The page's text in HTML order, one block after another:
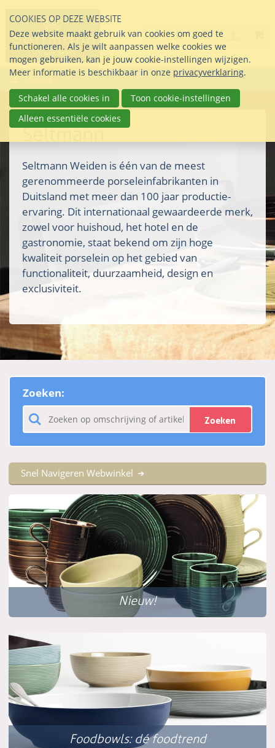
links
over
Direct
naar
inhoud
Direct
naar
het
info@seltmann-
Stel uw vraag
085 76 07 000
Search
Menu
Seltmann
Seltmann Weiden is één van de meest
gerenommeerde porseleinfabrikanten in
Duitsland met meer dan 100 jaar productie-
ervaring. Dit internationaal gewaardeerde merk,
zowel voor huishoud, het hotel en de
gastronomie, staat bekend om zijn hoge
kwaliteit porselein op het gebied van
functionaliteit, duurzaamheid, design en
exclusiviteit.
Zoeken:
Zoeken
Snel Navigeren Webwinkel
Nieuw!
Foodbowls: dé foodtrend
COOKIES OP DEZE WEBSITE
Deze website maakt gebruik van cookies om goed te
functioneren. Als je wilt aanpassen welke cookies we
mogen gebruiken, kan je jouw cookie-instellingen wijzigen.
Meer informatie is beschikbaar in onze privacyverklaring.
Schakel alle cookies in
Toon cookie-instellingen
Alleen essentiële cookies